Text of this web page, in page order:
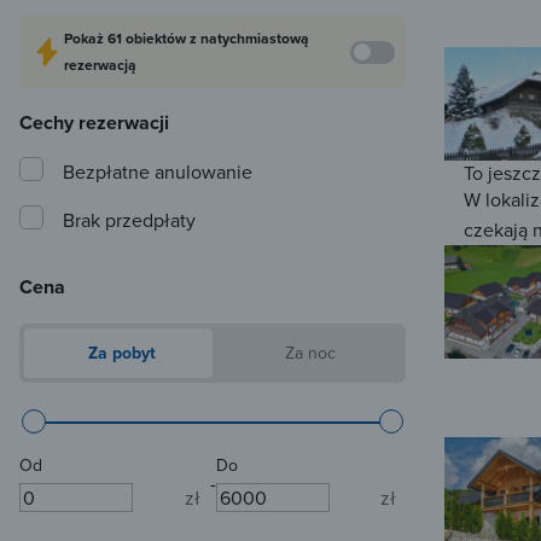
To
W
czekają
Pokaż61 obiektówz natychmiastową
rezerwacją
Cechy rezerwacji
Bezpłatne anulowanie
Brak przedpłaty
Cena
Za pobyt Za noc
Od
zł
-
Do
zł